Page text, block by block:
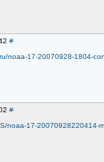
#
noaa-17-20070928-1804-
#
noaa-17-20070928220414-